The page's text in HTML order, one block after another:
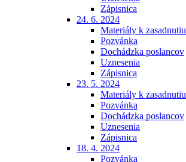
Zápisnica
24. 6. 2024
Materiály k zasadnutiu
Pozvánka
Dochádzka poslancov
Uznesenia
Zápisnica
23. 5. 2024
Materiály k zasadnutiu
Pozvánka
Dochádzka poslancov
Uznesenia
Zápisnica
18. 4. 2024
Pozvánka